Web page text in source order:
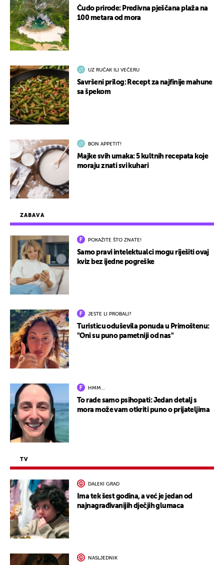
ZABAVA
POKAŽITE ŠTO ZNATE!
Samo pravi intelektualci mogu riješiti ovaj
kviz bez ijedne pogreške
JESTE LI PROBALI?
Turisticu oduševila ponuda u Primoštenu:
"Oni su puno pametniji od nas"
HMM…
To rade samo psihopati: Jedan detalj s
mora može vam otkriti puno o prijateljima
TV
DALEKI GRAD
Ima tek šest godina, a već je jedan od
najnagrađivanijih dječjih glumaca
NASLJEDNIK
Čudo prirode: Predivna pješčana plaža na
100 metara od mora
UZ RUČAK ILI VEČERU
Savršeni prilog: Recept za najfinije mahune
sa špekom
BON APPETIT!
Majke svih umaka: 5 kultnih recepata koje
moraju znati svi kuhari